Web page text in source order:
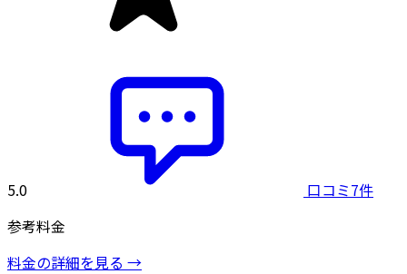
5.0
口コミ7件
参考料金
料金の詳細を見る →